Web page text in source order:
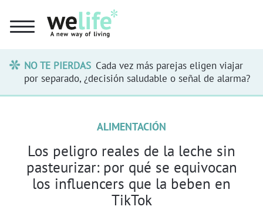
NO TE PIERDAS Cada vez más parejas eligen viajar
por separado, ¿decisión saludable o señal de alarma?
ALIMENTACIÓN
Los peligro reales de la leche sin
pasteurizar: por qué se equivocan
los influencers que la beben en
TikTok